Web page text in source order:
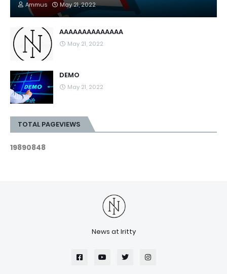
Ammus May 21, 2022
AAAAAAAAAAAAAA
May 21, 2022
DEMO
May 21, 2022
TOTAL PAGEVIEWS
19890848
News at Iritty